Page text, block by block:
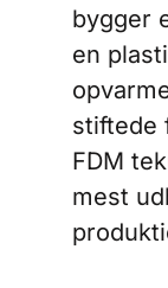
bygger
en
stiftede
FDM
mest